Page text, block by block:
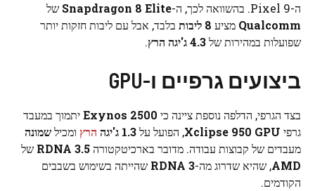
ה-Pixel 9. בהשוואה לכך, ה-
Snapdragon 8 Elite של
Qualcomm מציע 8 ליבות
בלבד, אבל עם ליבות חזקות יותר
שפועלות במהירות של4.3 ג'יגה הרץ .
ביצועים גרפיים ו-GPU
בצד הגרפי, הדלפה נוספת ציינה כי Exynos 2500יתמוך במעבד
גרפי Xclipse 950 GPU, הפועל על1.3 ג'יגה הרץ ומכילשמונה
מעבדים של קבוצות עבודה. מדובר בארכיטקטורהRDNA 3.5 של
AMD, שהיא שדרוג מה-RDNA 3 שהייתה בשימוש בשבבים
הקודמים.